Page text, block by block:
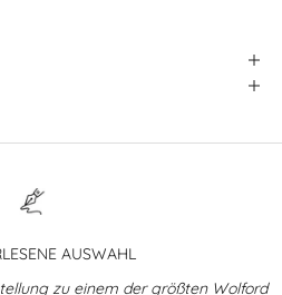
AUSWAHL
zu einem der größten Wolford